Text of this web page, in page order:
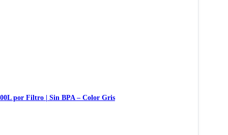
por Filtro | Sin BPA – Color Gris